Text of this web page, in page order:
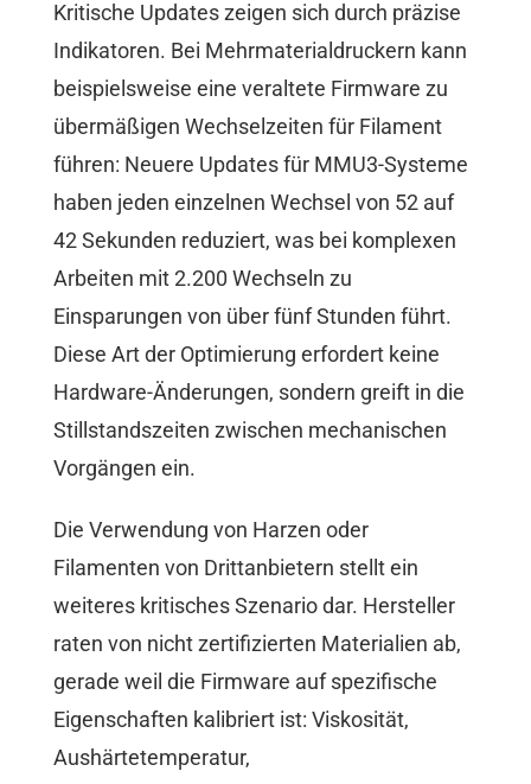
Kritische Updates zeigen sich durch präzise
Indikatoren. Bei Mehrmaterialdruckern kann
beispielsweise eine veraltete Firmware zu
übermäßigen Wechselzeiten für Filament
führen: Neuere Updates für MMU3-Systeme
haben jeden einzelnen Wechsel von 52 auf
42 Sekunden reduziert, was bei komplexen
Arbeiten mit 2.200 Wechseln zu
Einsparungen von über fünf Stunden führt.
Diese Art der Optimierung erfordert keine
Hardware-Änderungen, sondern greift in die
Stillstandszeiten zwischen mechanischen
Vorgängen ein.
Die Verwendung von Harzen oder
Filamenten von Drittanbietern stellt ein
weiteres kritisches Szenario dar. Hersteller
raten von nicht zertifizierten Materialien ab,
gerade weil die Firmware auf spezifische
Eigenschaften kalibriert ist: Viskosität,
Aushärtetemperatur,